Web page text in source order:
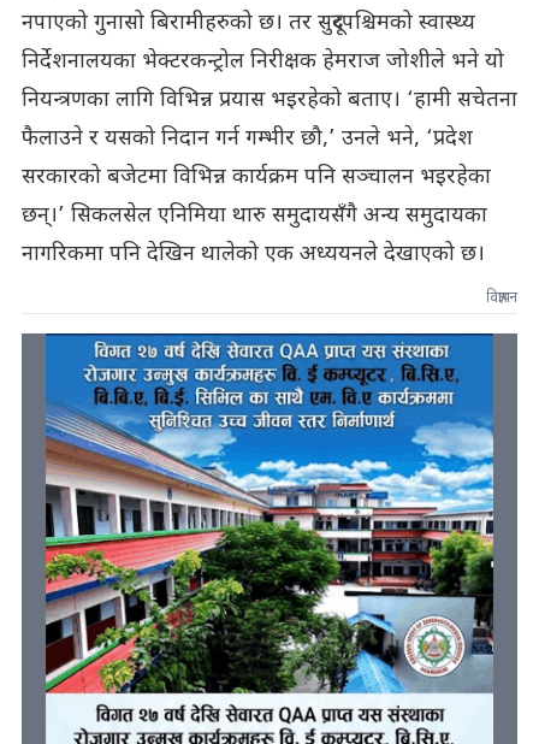
नपाएको गुनासो बिरामीहरुको छ। तर सुदूरपश्चिमको स्वास्थ्य
निर्देशनालयका भेक्टरकन्ट्रोल निरीक्षक हेमराज जोशीले भने यो
नियन्त्रणका लागि विभिन्न प्रयास भइरहेको बताए। ‘हामी सचेतना
फैलाउने र यसको निदान गर्न गम्भीर छौ,’ उनले भने, ‘प्रदेश
सरकारको बजेटमा विभिन्न कार्यक्रम पनि सञ्चालन भइरहेका
छन्।’ सिकलसेल एनिमिया थारु समुदायसँगै अन्य समुदायका
नागरिकमा पनि देखिन थालेको एक अध्ययनले देखाएको छ।
विज्ञापन